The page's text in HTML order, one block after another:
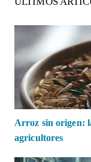
Arroz sin origen:
agricultores